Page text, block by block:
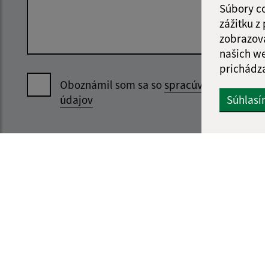
Súbory
zážitku z
našich
Oboznámil som sa sospracúvaním
údajov